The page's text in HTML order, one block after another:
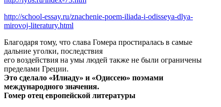
http://school-essay.ru/znachenie-poem-iliada-i-odisseya-dlya-
mirovoj-literatury.html
Благодаря тому, что слава Гомера простиралась в самые
дальние уголки, последствия
его воздействия на умы людей также не были ограничены
пределами Греции.
Это сделало «Илиаду» и «Одиссею» поэмами
международного значения.
Гомер отец европейской литературы